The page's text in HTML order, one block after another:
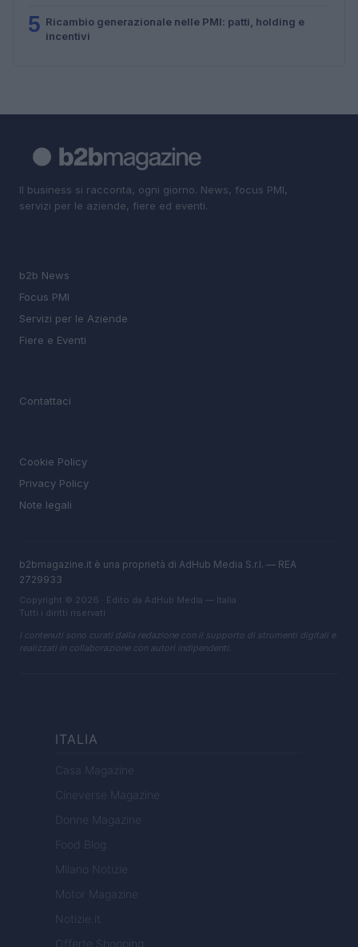
5 Ricambio generazionale nelle PMI: patti, holding e
incentivi
Il business si racconta, ogni giorno. News, focus PMI,
servizi per le aziende, fiere ed eventi.
b2b News
Focus PMI
Servizi per le Aziende
Fiere e Eventi
Contattaci
Cookie Policy
Privacy Policy
Note legali
b2bmagazine.it è una proprietà di AdHub Media S.r.l. — REA
2729933
Copyright © 2026 · Edito da AdHub Media — Italia
Tutti i diritti riservati
I contenuti sono curati dalla redazione con il supporto di strumenti digitali e
realizzati in collaborazione con autori indipendenti.
ITALIA
Casa Magazine
Cineverse Magazine
Donne Magazine
Food Blog
Milano Notizie
Motor Magazine
Notizie.it
Offerte Shopping